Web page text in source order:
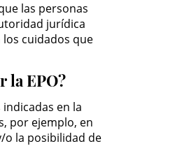
las personas
jurídica
cuidados que
la EPO?
en la
por ejemplo, en
o la posibilidad de